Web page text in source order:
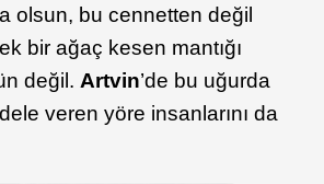
olsun, bu cennetten değil
bir ağaç kesen mantığı
değil. Artvin’de bu uğurda
veren yöre insanlarını da